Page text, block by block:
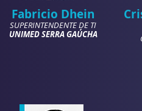
Fabricio Dhein
SUPERINTENDENTE DE TI
UNIMED SERRA GAÚCHA